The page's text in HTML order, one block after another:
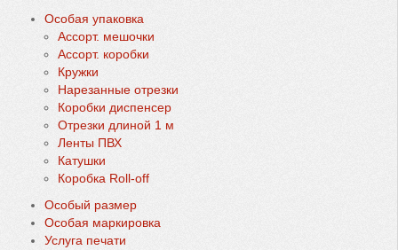
Особая упаковка
Ассорт. мешочки
Ассорт. коробки
Кружки
Нарезанные отрезки
Коробки диспенсер
Oтрезки длиной 1 м
Ленты ПВХ
Катушки
Коробка Roll-off
Особый размер
Особая маркировка
Услуга печати